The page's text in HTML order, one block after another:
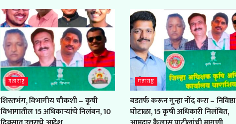
महाराष्ट्र
शिस्तभंग, विभागीय चौकशी – कृषी
विभागातील 15 अधिकाऱ्यांचे निलंबन, 10
महाराष्ट्र
बडतर्फ करून गुन्हा नोंद करा – निविष्ठा
घोटाळा, 15 कृषी अधिकारी निलंबित,